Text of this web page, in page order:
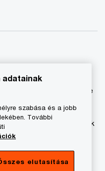
A „PwC”
Könyvvizsgáló Kft.-re
személyekből álló
Limited hálózatának
adatainak
szabása és a jobb
További
elutasítása